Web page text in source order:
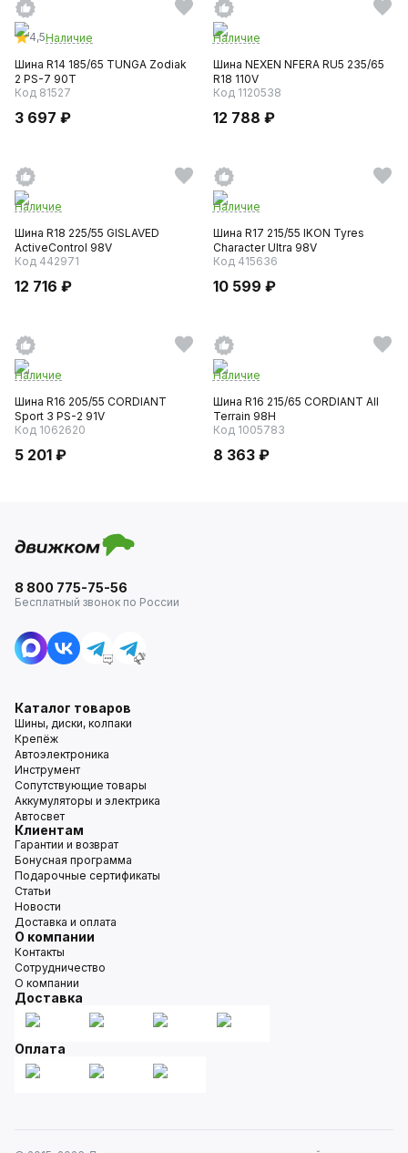
4,5Наличие
Шина R14 185/65 TUNGA Zodiak
2 PS-7 90T
Код 81527
3 697 ₽
Наличие
Шина NEXEN NFERA RU5 235/65
R18 110V
Код 1120538
12 788 ₽
Наличие
Шина R18 225/55 GISLAVED
ActiveControl 98V
Код 442971
12 716 ₽
Наличие
Шина R17 215/55 IKON Tyres
Character Ultra 98V
Код 415636
10 599 ₽
Наличие
Шина R16 205/55 CORDIANT
Sport 3 PS-2 91V
Код 1062620
5 201 ₽
Наличие
Шина R16 215/65 CORDIANT All
Terrain 98H
Код 1005783
8 363 ₽
8 800 775-75-56
Бесплатный звонок по России
Каталог товаров
Шины, диски, колпаки
Крепёж
Автоэлектроника
Инструмент
Сопутствующие товары
Аккумуляторы и электрика
Автосвет
Клиентам
Гарантии и возврат
Бонусная программа
Подарочные сертификаты
Статьи
Новости
Доставка и оплата
О компании
Контакты
Сотрудничество
О компании
Доставка
Оплата